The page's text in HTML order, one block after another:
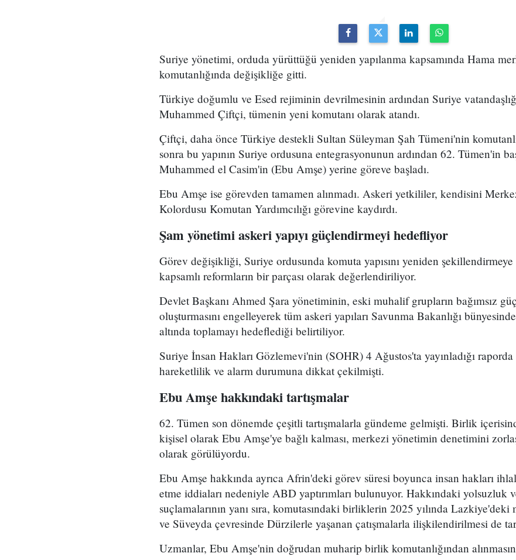
Suriye yönetimi, orduda yürüttüğü yeniden yapılanma kapsamında Hama
komutanlığında değişikliğe gitti.
Türkiye doğumlu ve Esed rejiminin devrilmesinin ardından Suriye
Muhammed Çiftçi, tümenin yeni komutanı olarak atandı.
Çiftçi, daha önce Türkiye destekli Sultan Süleyman Şah Tümeni'nin
sonra bu yapının Suriye ordusuna entegrasyonunun ardından 62. Tümen'in
Muhammed el Casim'in (Ebu Amşe) yerine göreve başladı.
Ebu Amşe ise görevden tamamen alınmadı. Askeri yetkililer, kendisini
Kolordusu Komutan Yardımcılığı görevine kaydırdı.
Şam yönetimi askeri yapıyı güçlendirmeyi hedefliyor
Görev değişikliği, Suriye ordusunda komuta yapısını yeniden
kapsamlı reformların bir parçası olarak değerlendiriliyor.
Devlet Başkanı Ahmed Şara yönetiminin, eski muhalif grupların bağımsız
oluşturmasını engelleyerek tüm askeri yapıları Savunma Bakanlığı
altında toplamayı hedeflediği belirtiliyor.
Suriye İnsan Hakları Gözlemevi'nin (SOHR) 4 Ağustos'ta yayınladığı
hareketlilik ve alarm durumuna dikkat çekilmişti.
Ebu Amşe hakkındaki tartışmalar
62. Tümen son dönemde çeşitli tartışmalarla gündeme gelmişti. Birlik
kişisel olarak Ebu Amşe'ye bağlı kalması, merkezi yönetimin denetimini
olarak görülüyordu.
Ebu Amşe hakkında ayrıca Afrin'deki görev süresi boyunca insan hakları
etme iddiaları nedeniyle ABD yaptırımları bulunuyor. Hakkındaki yolsuzluk
suçlamalarının yanı sıra, komutasındaki birliklerin 2025 yılında
ve Süveyda çevresinde Dürzilerle yaşanan çatışmalarla ilişkilendirilmesi de
Uzmanlar, Ebu Amşe'nin doğrudan muharip birlik komutanlığından